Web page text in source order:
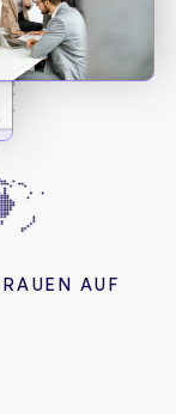
AUF